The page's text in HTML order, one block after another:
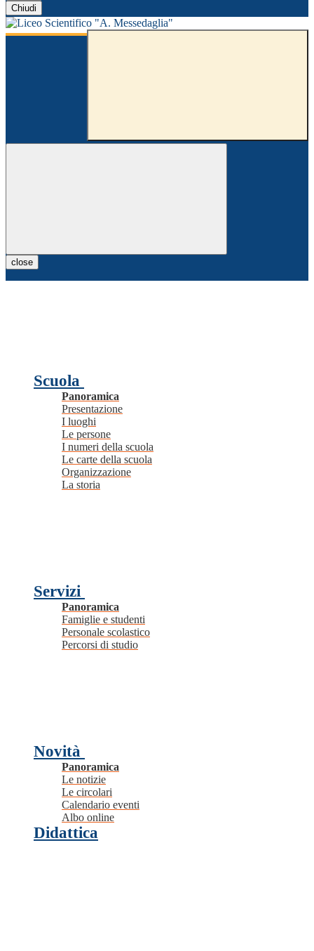
Chiudi
close
Scuola
Panoramica
Presentazione
I luoghi
Le persone
I numeri della scuola
Le carte della scuola
Organizzazione
La storia
Servizi
Panoramica
Famiglie e studenti
Personale scolastico
Percorsi di studio
Novità
Panoramica
Le notizie
Le circolari
Calendario eventi
Albo online
Didattica